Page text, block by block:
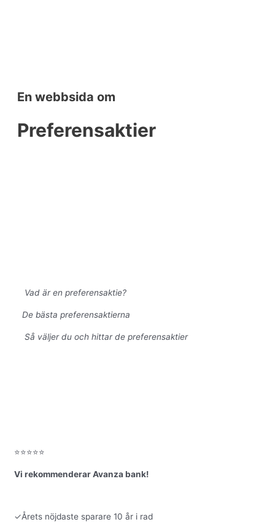
En webbsida om
Preferensaktier
Vad är en preferensaktie?
De bästa preferensaktierna
Så väljer du och hittar de preferensaktier
⭐⭐⭐⭐⭐
Vi rekommenderar Avanza bank!
✓Årets nöjdaste sparare 10 år i rad